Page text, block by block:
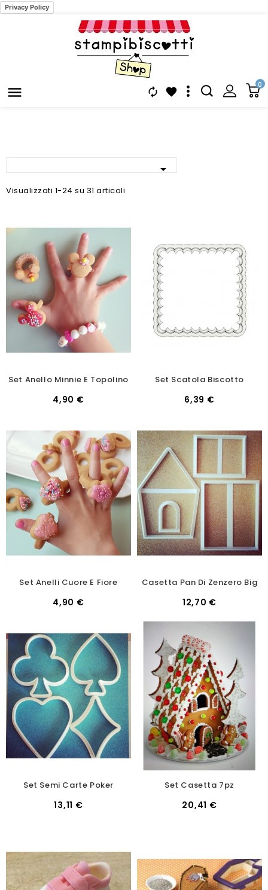
Privacy Policy
 0



Visualizzati 1-24 su 31 articoli
Set Anello Minnie E Topolino
4,90 €
Set Scatola Biscotto
6,39 €
Set Anelli Cuore E Fiore
4,90 €
Casetta Pan Di Zenzero Big
12,70 €
Set Semi Carte Poker
13,11 €
Set Casetta 7pz
20,41 €